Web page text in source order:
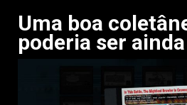
Uma boa
poderia ser